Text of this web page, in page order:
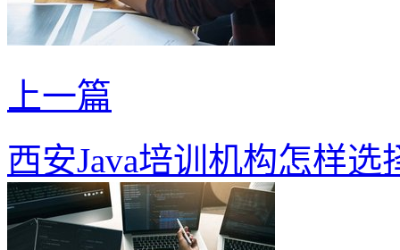
上一篇
西安Java培训机构怎样选